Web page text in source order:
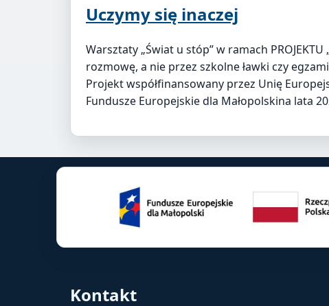
Uczymy się inaczej
Warsztaty „Świat u stóp” w ramach
rozmowę, a nie przez szkolne ławki czy
Projekt współfinansowany przez Unię
Fundusze Europejskie dla Małopolskina lata
Kontakt